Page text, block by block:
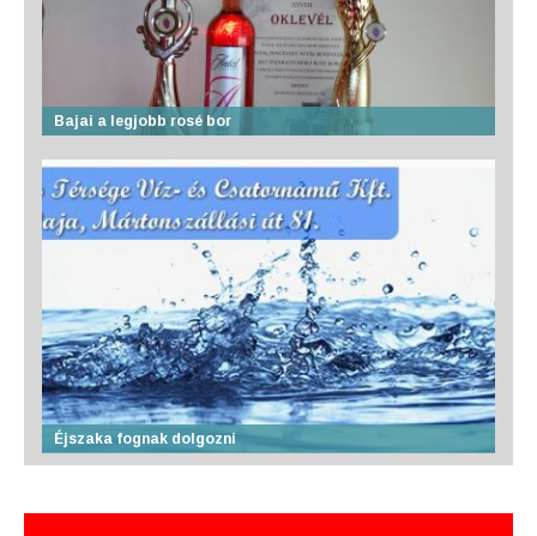
Bajai a legjobb rosé bor
Éjszaka fognak dolgozni